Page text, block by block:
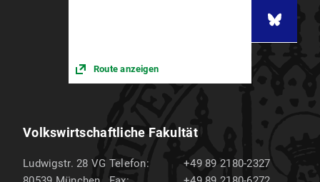
Route anzeigen
Volkswirtschaftliche Fakultät
Ludwigstr. 28 VG Telefon:
+49 89 2180-2327